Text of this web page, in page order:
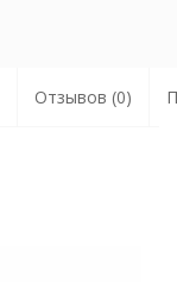
Отзывов (0)